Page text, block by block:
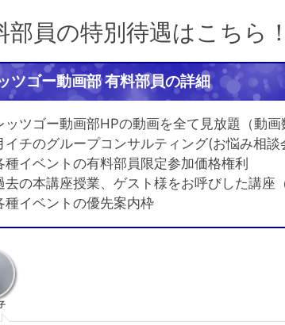
部員の特別待遇はこちら
ツゴー動画部 有料部員の詳細
ツゴー動画部HPの動画を全て見放題（動
チのグループコンサルティング(お悩み相談
イベントの有料部員限定参加価格権利
の本講座授業、ゲスト様をお呼びした講座
イベントの優先案内枠